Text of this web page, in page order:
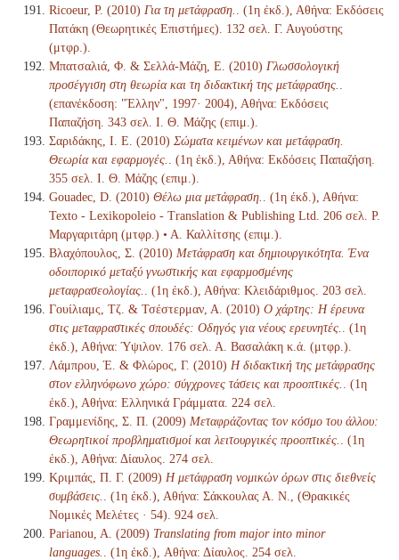
Ricoeur, P. (2010) Για τη μετάφραση.
. (1η έκδ.), Αθήνα: Εκδόσεις
Πατάκη (Θεωρητικές Επιστήμες). 132 σελ. Γ. Αυγούστης
(μτφρ.).
Μπατσαλιά, Φ. & Σελλά-Μάζη, Ε. (2010) Γλωσσολογική
προσέγγιση στη θεωρία και τη διδακτική της μετάφρασης.
(επανέκδοση: "Έλλην", 1997· 2004), Αθήνα: Εκδόσεις
Παπαζήση. 343 σελ. Ι. Θ. Μάζης (επιμ.).
Σαριδάκης, Ι. Ε. (2010) Σώματα κειμένων και μετάφραση.
Θεωρία και εφαρμογές.
. (1η έκδ.), Αθήνα: Εκδόσεις Παπαζήση.
355 σελ. Ι. Θ. Μάζης (επιμ.).
Gouadec, D. (2010) Θέλω μια μετάφραση.
. (1η έκδ.), Αθήνα:
Texto - Lexikopoleio - Translation & Publishing Ltd. 206 σελ. Ρ.
Μαργαριτάρη (μτφρ.) • Α. Καλλίτσης (επιμ.).
Βλαχόπουλος, Σ. (2010) Μετάφραση και δημιουργικότητα. Ένα
οδοιπορικό μεταξύ γνωστικής και εφαρμοσμένης
μεταφρασεολογίας.
. (1η έκδ.), Αθήνα: Κλειδάριθμος. 203 σελ.
Γουίλιαμς, Τζ. & Τσέστερμαν, Α. (2010) Ο χάρτης: Η έρευνα
στις μεταφραστικές σπουδές: Οδηγός για νέους ερευνητές.
. (1η
έκδ.), Αθήνα: Ύψιλον. 176 σελ. Α. Βασαλάκη κ.ά. (μτφρ.).
Λάμπρου, Έ. & Φλώρος, Γ. (2010) Η διδακτική της μετάφρασης
στον ελληνόφωνο χώρο: σύγχρονες τάσεις και προοπτικές.
. (1η
έκδ.), Αθήνα: Ελληνικά Γράμματα. 224 σελ.
Γραμμενίδης, Σ. Π. (2009) Μεταφράζοντας τον κόσμο του άλλου:
Θεωρητικοί προβληματισμοί και λειτουργικές προοπτικές.
. (1η
έκδ.), Αθήνα: Δίαυλος. 274 σελ.
Κριμπάς, Π. Γ. (2009) Η μετάφραση νομικών όρων στις διεθνείς
συμβάσεις.
. (1η έκδ.), Αθήνα: Σάκκουλας Α. Ν., (Θρακικές
Νομικές Μελέτες · 54). 924 σελ.
Parianou, A. (2009) Translating from major into minor
languages.
. (1η έκδ.), Αθήνα: Δίαυλος. 254 σελ.